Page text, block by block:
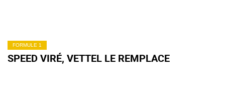
FORMULE 1
SPEED VIRÉ, VETTEL LE REMPLACE